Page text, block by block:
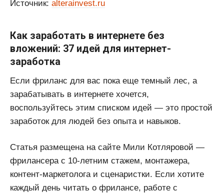
Источник: alterainvest.ru
Как заработать в интернете без
вложений: 37 идей для интернет-
заработка
Если фриланс для вас пока еще темный лес, а
зарабатывать в интернете хочется,
воспользуйтесь этим списком идей — это простой
заработок для людей без опыта и навыков.
Статья размещена на сайте Мили Котляровой —
фрилансера с 10-летним стажем, монтажера,
контент-маркетолога и сценаристки. Если хотите
каждый день читать о фрилансе, работе с